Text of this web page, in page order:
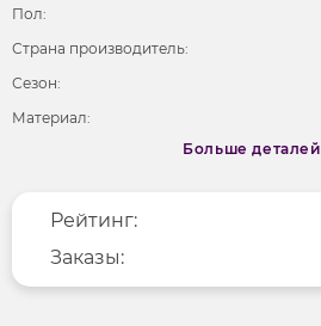
Пол:
Страна производитель:
Сезон:
Материал:
Фактура материала
Больше деталей
Меньше деталей
Рейтинг:
Заказы: